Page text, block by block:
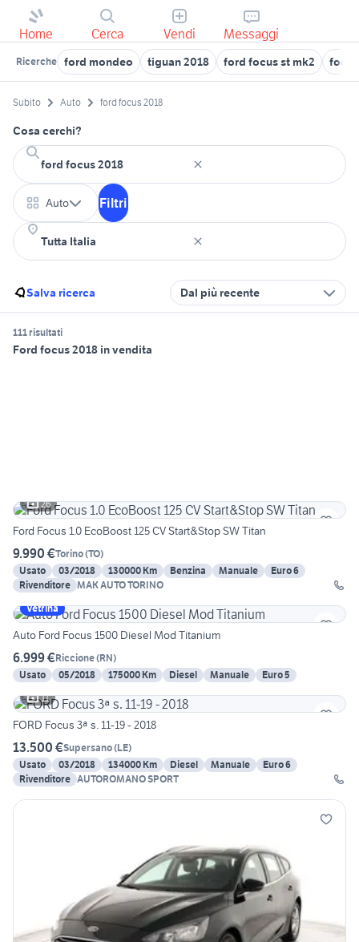
Home Cerca Vendi Messaggi
Ricerche ford mondeo tiguan 2018 ford focus st mk2
Subito Auto ford focus 2018
Cosa cerchi?
Auto Filtri
Salva ricerca Dal più recente
111 risultati
Ford focus 2018 in vendita
26
Ford Focus 1.0 EcoBoost 125 CV Start&Stop SW Titan
9.990 €Torino(TO)
Usato
03/2018 130000 Km Benzina Manuale
Euro 6
Rivenditore MAK AUTO TORINO
Vetrina
Auto Ford Focus 1500 Diesel Mod Titanium
6.999 €Riccione(RN)
Usato
05/2018 175000 Km Diesel Manuale
Euro 5
11
FORD Focus 3ª s. 11-19 - 2018
13.500 €Supersano(LE)
Usato
03/2018 134000 Km Diesel Manuale
Euro 6
Rivenditore AUTOROMANO SPORT